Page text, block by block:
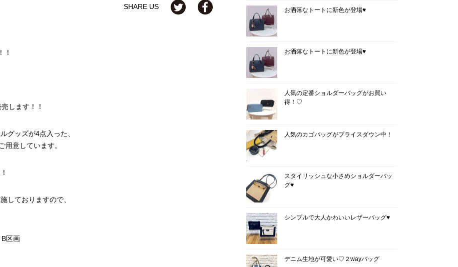
SHARE US
！
します！！
グッズが4点入った、
意しています。
しておりますので、
区画
お洒落なトートに新色が登場♥
お洒落なトートに新色が登場♥
人気の定番ショルダーバッグがお買い
得！♡
人気のカゴバッグがプライスダウン中！
スタイリッシュな小さめショルダーバッ
グ♥
シンプルで大人かわいいレザーバッグ♥
デニム生地が可愛い♡２wayバッグ